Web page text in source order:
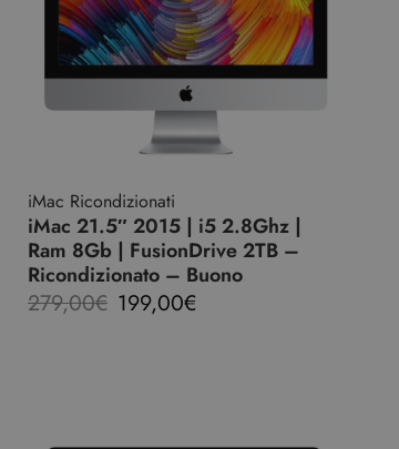
iMac Ricondizionati
iMac 21.5″ 2015 | i5 2.8Ghz |
Ram 8Gb | FusionDrive 2TB –
Ricondizionato – Buono
279,00€ 199,00€